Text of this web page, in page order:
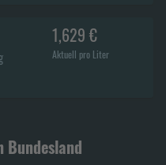
1,629 €
Aktuell pro Liter
Bundesland